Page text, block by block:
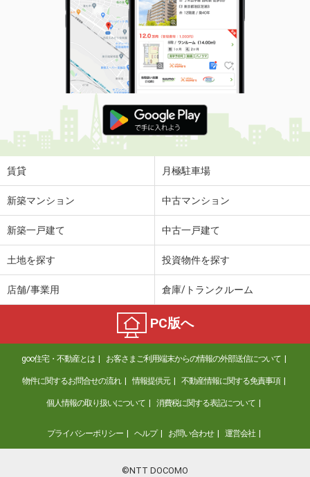
賃貸 月極駐車場
新築マンション 中古マンション
新築一戸建て 中古一戸建て
土地を探す 投資物件を探す
店舗/事業用 倉庫/トランクルーム
PC版へ
goo住宅・不動産とは お客さまご利用端末からの情報の外部送信について
物件に関するお問合せの流れ 情報提供元 不動産情報に関する免責事項
個人情報の取り扱いについて 消費税に関する表記について
プライバシーポリシー ヘルプ お問い合わせ 運営会社
©NTT DOCOMO